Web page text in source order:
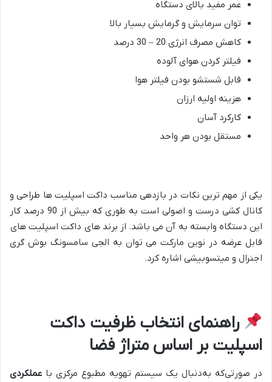
عمر مفید بالای دستگاه
توان سرمایش و گرمایش بسیار بالا
کاهش مصرف انرژی 20 – 30 درصد
فیلتر کردن هوای آلوده
قابل شستشو بودن فیلتر هوا
هزینه اولیه ارزان
کارکرد آسان
مستقل بودن هر واحد
یکی از مهم ترین نکات در بازدهی مناسب داکت اسپلیت ها طراحی و
کانال کشی درست و اصولی است به طوری که بیش از 90 درصد کار
این دستگاه وابسته به آن می باشد. از برند های داکت اسپلیت های
قابل عرضه در نوین مارکت می توان به الجی سامسونگ بوش گری
اجنرال و میتسوبیشی اشاره کرد.
راهنمای انتخاب ظرفیت داکت
اسپلیت بر اساس متراژ فضا
در صورتی‌که به‌دنبال یک سیستم تهویه مطبوع مرکزی با عملکردی